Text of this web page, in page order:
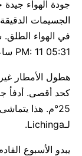
05:31 PM: 11 ساعة و33 دقيقة من الضوء في Lichinga.
25°م. هذا
لـLichinga.